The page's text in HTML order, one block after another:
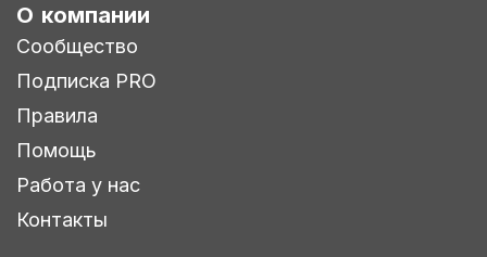
О компании
Сообщество
Подписка PRO
Правила
Помощь
Работа у нас
Контакты